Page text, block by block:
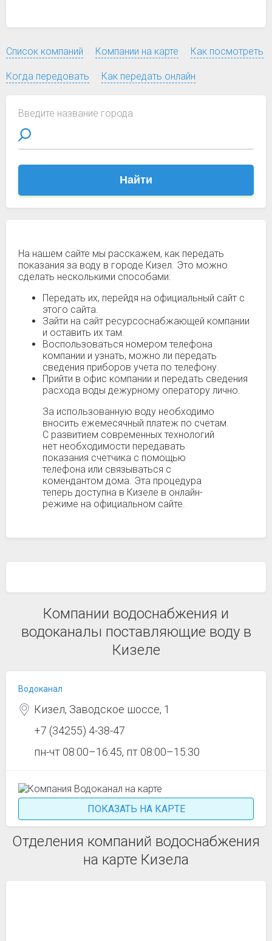
Список компаний Компании на карте Как посмотреть
Когда передовать Как передать онлайн
Введите название города
Найти
На нашем сайте мы расскажем, как передать
показания за воду в городе Кизел. Это можно
сделать несколькими способами:
Передать их, перейдя на официальный сайт с
этого сайта.
Зайти на сайт ресурсоснабжающей компании
и оставить их там.
Воспользоваться номером телефона
компании и узнать, можно ли передать
сведения приборов учета по телефону.
Прийти в офис компании и передать сведения
расхода воды дежурному оператору лично.
За использованную воду необходимо
вносить ежемесячный платеж по счетам.
С развитием современных технологий
нет необходимости передавать
показания счетчика с помощью
телефона или связываться с
комендантом дома. Эта процедура
теперь доступна в Кизеле в онлайн-
режиме на официальном сайте.
Компании водоснабжения и
водоканалы поставляющие воду в
Кизеле
Водоканал
Кизел, Заводское шоссе, 1
+7 (34255) 4-38-47
пн-чт 08:00–16:45, пт 08:00–15:30
ПОКАЗАТЬ НА КАРТЕ
Отделения компаний водоснабжения
на карте Кизела